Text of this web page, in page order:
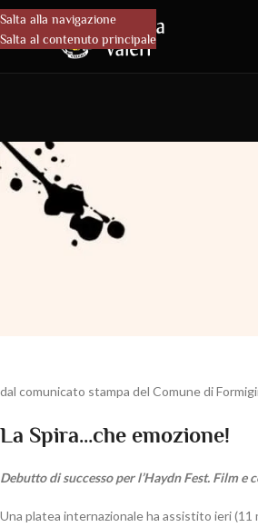
Salta alla navigazione
Salta al contenuto principale
dal comunicato stampa del Comune di
La Spira…che emozione!
Debutto di successo per l’Haydn Fest. Film
Una platea internazionale ha assistito ieri (11